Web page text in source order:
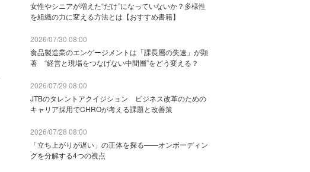
女性やシニアが増えた“だけ”になっていないか？多様性
を組織の力に変える方法とは【おすすめ書籍】
2026/07/30 08:00
食品製造業のエンゲージメントは「課長層の失速」が顕
著 “経営と現場をつなげない中間層”をどう変える？
2026/07/29 08:00
JTBのタレントアクイジション ビジネス改革のための
キャリア採用でCHROが考える課題と改善策
2026/07/28 08:00
「立ち上がりが遅い」の正体を探る——オンボーディン
グを分解する4つの視点